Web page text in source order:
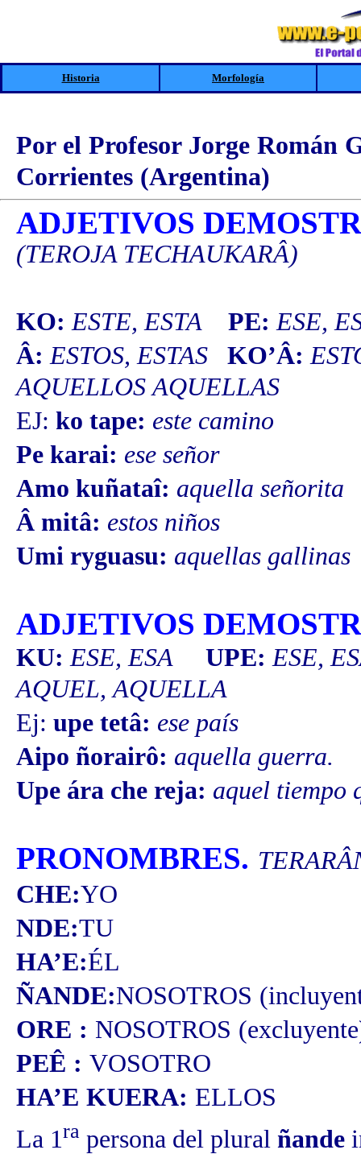
Historia Morfología
Por el Profesor Jorge Román
Corrientes (Argentina)
ADJETIVOS
(TEROJA TECHAUKARÂ)
KO:ESTE, ESTA PE:ESE,
Â:ESTOS, ESTAS KO’Â:
AQUELLOS AQUELLAS
EJ: ko tape: este camino
Pe karai: ese señor
Amo kuñataî: aquella señorita
Â mitâ: estos niños
Umi ryguasu: aquellas gallinas
ADJETIVOS
KU:ESE, ESA UPE:ESE,
AQUEL, AQUELLA
Ej: upe tetâ: ese país
Aipo ñorairô: aquella guerra.
Upe ára che reja: aquel tiempo
PRONOMBRES.
CHE:YO
NDE:TU
HA’E:ÉL
ÑANDE:NOSOTROS
ORE : NOSOTROS
PEÊ : VOSOTRO
HA’E KUERA: ELLOS
La 1ra persona del plural ñande